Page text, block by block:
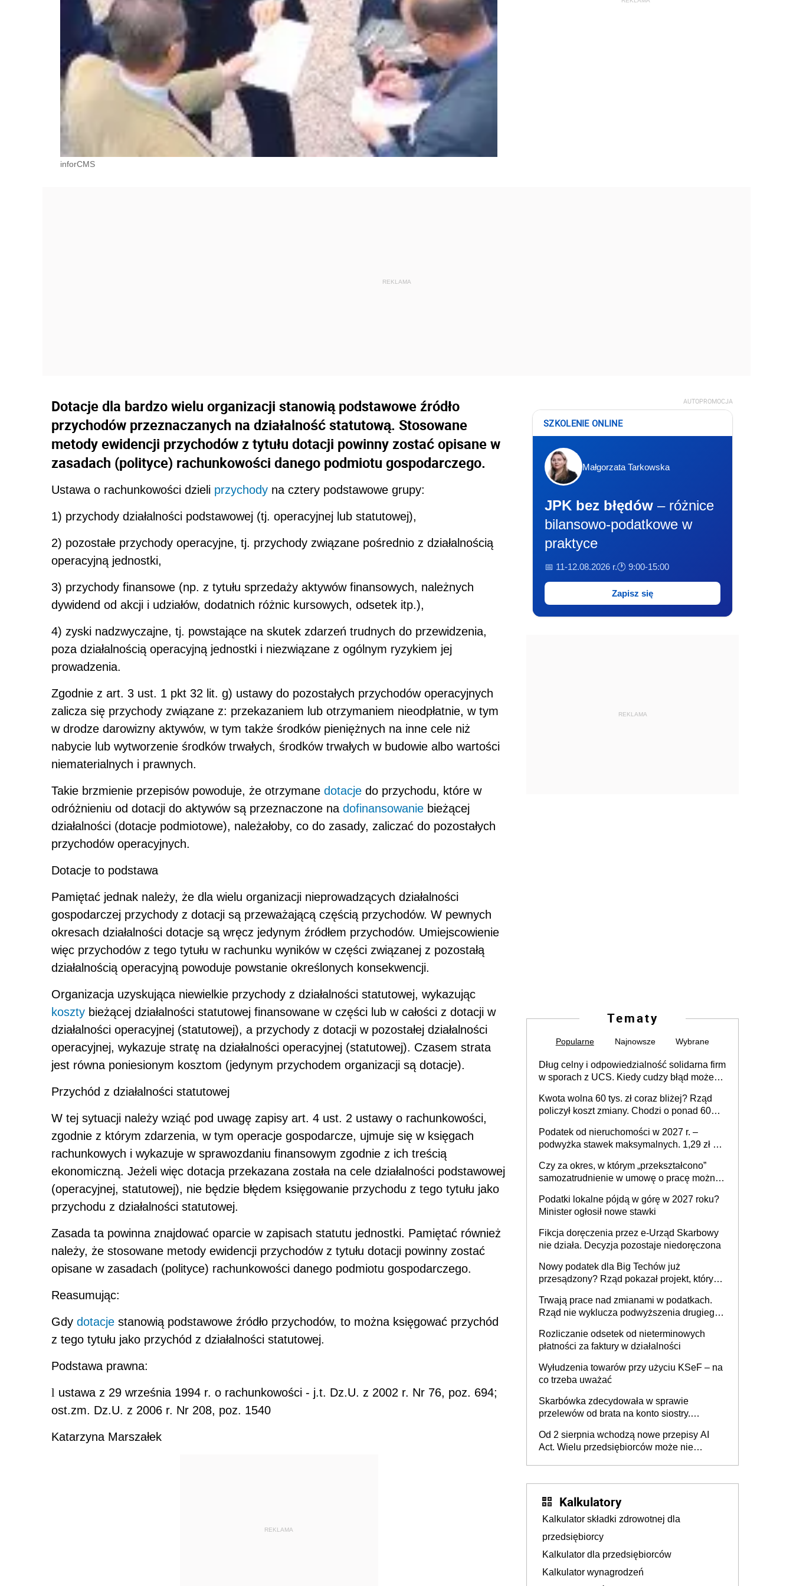
inforCMS
Dotacje dla bardzo wielu organizacji stanowią podstawowe źródło
przychodów przeznaczanych na działalność statutową. Stosowane
metody ewidencji przychodów z tytułu dotacji powinny zostać opisane w
zasadach (polityce) rachunkowości danego podmiotu gospodarczego.
Ustawa o rachunkowości dzieli przychody na cztery podstawowe grupy:
1) przychody działalności podstawowej (tj. operacyjnej lub statutowej),
2) pozostałe przychody operacyjne, tj. przychody związane pośrednio z działalnością
operacyjną jednostki,
3) przychody finansowe (np. z tytułu sprzedaży aktywów finansowych, należnych
dywidend od akcji i udziałów, dodatnich różnic kursowych, odsetek itp.),
4) zyski nadzwyczajne, tj. powstające na skutek zdarzeń trudnych do przewidzenia,
poza działalnością operacyjną jednostki i niezwiązane z ogólnym ryzykiem jej
prowadzenia.
Zgodnie z art. 3 ust. 1 pkt 32 lit. g) ustawy do pozostałych przychodów operacyjnych
zalicza się przychody związane z: przekazaniem lub otrzymaniem nieodpłatnie, w tym
w drodze darowizny aktywów, w tym także środków pieniężnych na inne cele niż
nabycie lub wytworzenie środków trwałych, środków trwałych w budowie albo wartości
niematerialnych i prawnych.
Takie brzmienie przepisów powoduje, że otrzymane dotacje do przychodu, które w
odróżnieniu od dotacji do aktywów są przeznaczone na dofinansowanie bieżącej
działalności (dotacje podmiotowe), należałoby, co do zasady, zaliczać do pozostałych
przychodów operacyjnych.
Dotacje to podstawa
Pamiętać jednak należy, że dla wielu organizacji nieprowadzących działalności
gospodarczej przychody z dotacji są przeważającą częścią przychodów. W pewnych
okresach działalności dotacje są wręcz jedynym źródłem przychodów. Umiejscowienie
więc przychodów z tego tytułu w rachunku wyników w części związanej z pozostałą
działalnością operacyjną powoduje powstanie określonych konsekwencji.
Organizacja uzyskująca niewielkie przychody z działalności statutowej, wykazując
koszty bieżącej działalności statutowej finansowane w części lub w całości z dotacji w
działalności operacyjnej (statutowej), a przychody z dotacji w pozostałej działalności
operacyjnej, wykazuje stratę na działalności operacyjnej (statutowej). Czasem strata
jest równa poniesionym kosztom (jedynym przychodem organizacji są dotacje).
Przychód z działalności statutowej
W tej sytuacji należy wziąć pod uwagę zapisy art. 4 ust. 2 ustawy o rachunkowości,
zgodnie z którym zdarzenia, w tym operacje gospodarcze, ujmuje się w księgach
rachunkowych i wykazuje w sprawozdaniu finansowym zgodnie z ich treścią
ekonomiczną. Jeżeli więc dotacja przekazana została na cele działalności podstawowej
(operacyjnej, statutowej), nie będzie błędem księgowanie przychodu z tego tytułu jako
przychodu z działalności statutowej.
Zasada ta powinna znajdować oparcie w zapisach statutu jednostki. Pamiętać również
należy, że stosowane metody ewidencji przychodów z tytułu dotacji powinny zostać
opisane w zasadach (polityce) rachunkowości danego podmiotu gospodarczego.
Reasumując:
Gdy dotacje stanowią podstawowe źródło przychodów, to można księgować przychód
z tego tytułu jako przychód z działalności statutowej.
Podstawa prawna:
l ustawa z 29 września 1994 r. o rachunkowości - j.t. Dz.U. z 2002 r. Nr 76, poz. 694;
ost.zm. Dz.U. z 2006 r. Nr 208, poz. 1540
Katarzyna Marszałek
REKLAMA
AUTOPROMOCJA
SZKOLENIE ONLINE
Małgorzata Tarkowska
JPK bez błędów – różnice
bilansowo-podatkowe w
praktyce
📅 11-12.08.2026 r.🕐 9:00-15:00
Zapisz się
REKLAMA
Tematy
Popularne Najnowsze Wybrane
Dług celny i odpowiedzialność solidarna firm
w sporach z UCS. Kiedy cudzy błąd może
Kwota wolna 60 tys. zł coraz bliżej? Rząd
policzył koszt zmiany. Chodzi o ponad 60
Podatek od nieruchomości w 2027 r. –
podwyżka stawek maksymalnych. 1,29 zł za
budynków i lokali związanych z
prowadzeniem działalności gospodarczej
Czy za okres, w którym „przekształcono”
samozatrudnienie w umowę o pracę można
umowy cywilnoprawnej jedynym
racjonalnym wyjściem
Podatki lokalne pójdą w górę w 2027 roku?
Minister ogłosił nowe stawki
Fikcja doręczenia przez e-Urząd Skarbowy
nie działa. Decyzja pozostaje niedoręczona
Nowy podatek dla Big Techów już
przesądzony? Rząd pokazał projekt, który
Trwają prace nad zmianami w podatkach.
Rząd nie wyklucza podwyższenia drugiego
Rozliczanie odsetek od nieterminowych
płatności za faktury w działalności
Wyłudzenia towarów przy użyciu KSeF – na
co trzeba uważać
Skarbówka zdecydowała w sprawie
przelewów od brata na konto siostry.
darowizna, ale podatku jednak nie będzie
Od 2 sierpnia wchodzą nowe przepisy AI
Act. Wielu przedsiębiorców może nie
Kalkulatory
Kalkulator składki zdrowotnej dla
przedsiębiorcy
Kalkulator dla przedsiębiorców
Kalkulator wynagrodzeń